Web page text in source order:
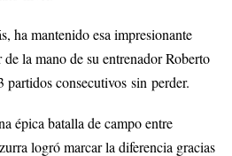
ha mantenido esa impresionante
la mano de su entrenador Roberto
consecutivos sin perder.
épica batalla de campo entre
logró marcar la diferencia gracias